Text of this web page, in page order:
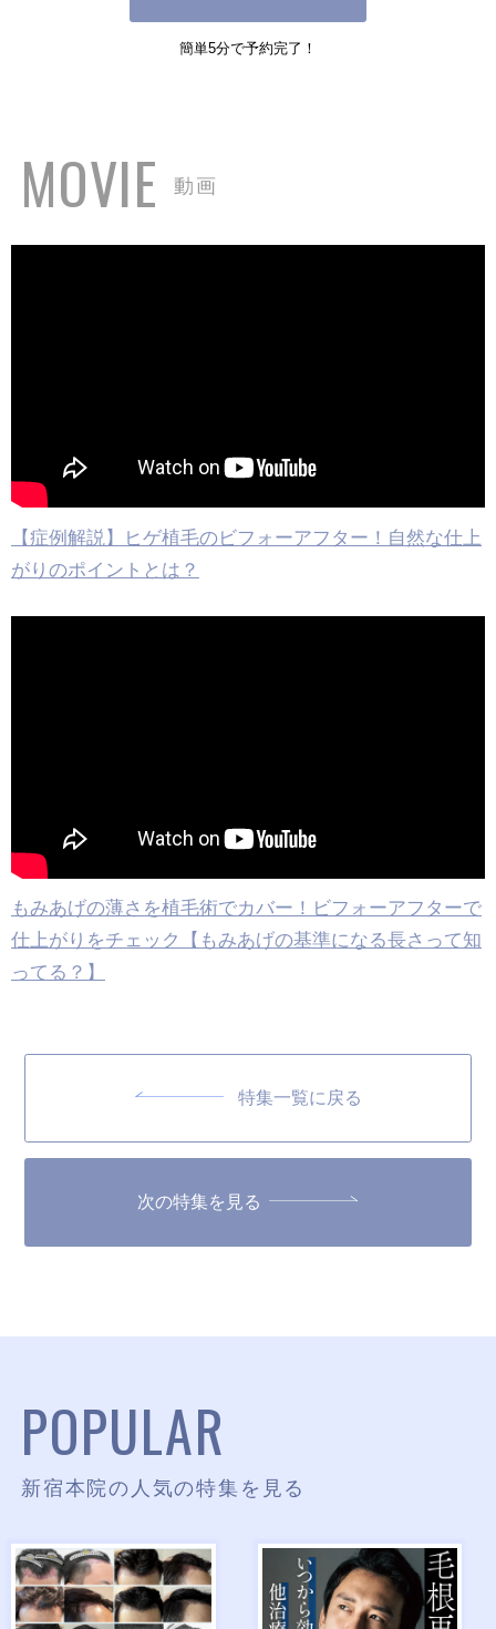
簡単5分で予約完了！
MOVIE 動画
【症例解説】ヒゲ植毛のビフォーアフター！自然な仕上
がりのポイントとは？
もみあげの薄さを植毛術でカバー！ビフォーアフターで
仕上がりをチェック【もみあげの基準になる長さって知
ってる？】
特集一覧に戻る
次の特集を見る
POPULAR
新宿本院の人気の特集を見る